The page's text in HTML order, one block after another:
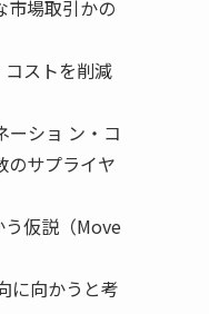
市場取引かの
ストを削減
ーショ ン・コ
のサプライヤ
仮説（Move
に向かうと考